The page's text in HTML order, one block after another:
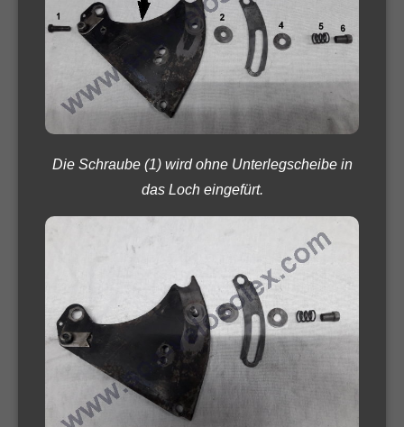
Die Schraube (1) wird ohne Unterlegscheibe in
das Loch eingefürt.